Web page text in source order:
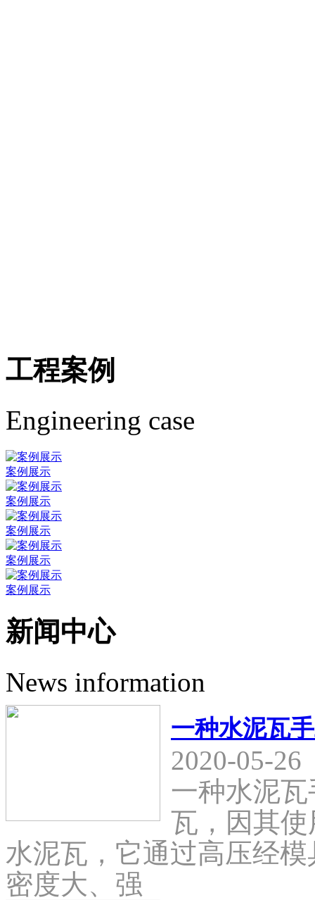
工程案例
Engineering case
案例展示
案例展示
案例展示
案例展示
案例展示
新闻中心
News information
一种水泥瓦
2020-05-26
一种水泥
瓦，因其
水泥瓦，它通过高压经
密度大、强